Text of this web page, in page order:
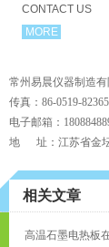
CONTACT US
MORE
常州易晨仪器制造有
传真：86-0519-
电子邮箱：
地 址：江苏省金
相关文章